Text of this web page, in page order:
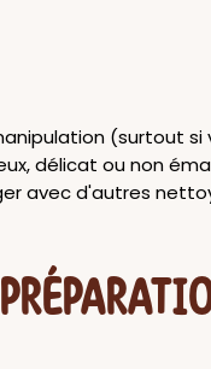
(surtout si
délicat ou non
avec d'autres